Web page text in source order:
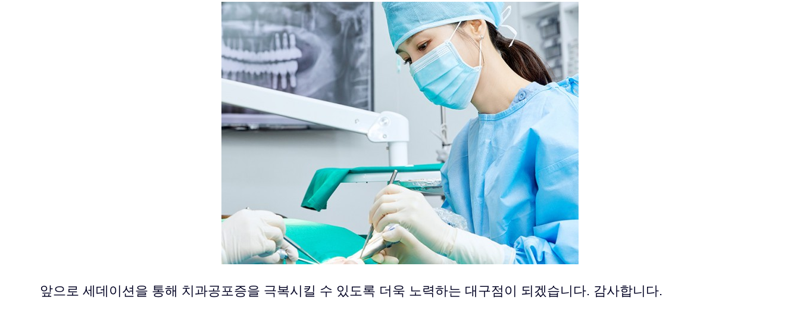
앞으로 세데이션을 통해 치과공포증을 극복시킬 수 있도록 더욱 노력하는 대구점이 되겠습니다. 감사합니다.